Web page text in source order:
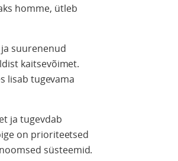
homme, ütleb
suurenenud
kaitsevõimet.
lisab tugevama
ja tugevdab
on prioriteetsed
süsteemid.